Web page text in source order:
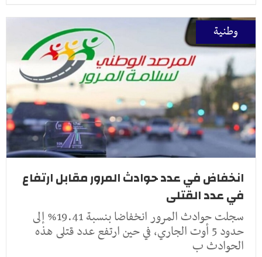
وطنية
انخفاض في عدد حوادث المرور مقابل ارتفاع
في عدد القتلى
سجلت حوادث المرور انخفاضا بنسبة 19.41% إلى
حدود 5 أوت الجاري، في حين ارتفع عدد قتلى هذه
الحوادث ب